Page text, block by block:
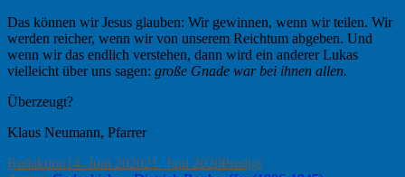
Das können wir Jesus glauben: Wir gewinnen, wenn wir teilen. Wir
werden reicher, wenn wir von unserem Reichtum abgeben. Und
wenn wir das endlich verstehen, dann wird ein anderer Lukas
vielleicht über uns sagen: große Gnade war bei ihnen allen.
Überzeugt?
Klaus Neumann, Pfarrer
Autor
RedaktionVeröffentlicht
14. Juni 202021. Juni 2020Kategorien
Predigt